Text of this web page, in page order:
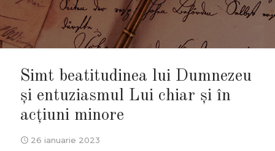
Simt beatitudinea lui Dumnezeu
și entuziasmul Lui chiar și în
acțiuni minore
26 ianuarie 2023